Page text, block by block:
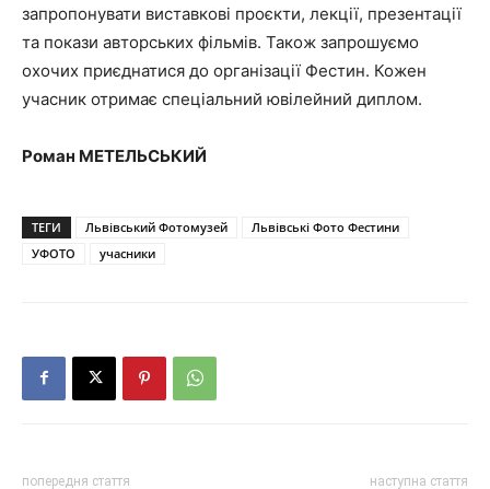
запропонувати виставкові проєкти, лекції, презентації
та покази авторських фільмів. Також запрошуємо
охочих приєднатися до організації Фестин. Кожен
учасник отримає спеціальний ювілейний диплом.
Роман МЕТЕЛЬСЬКИЙ
ТЕГИ Львівський Фотомузей
Львівські Фото Фестини
УФОТО
учасники
попередня стаття наступна стаття